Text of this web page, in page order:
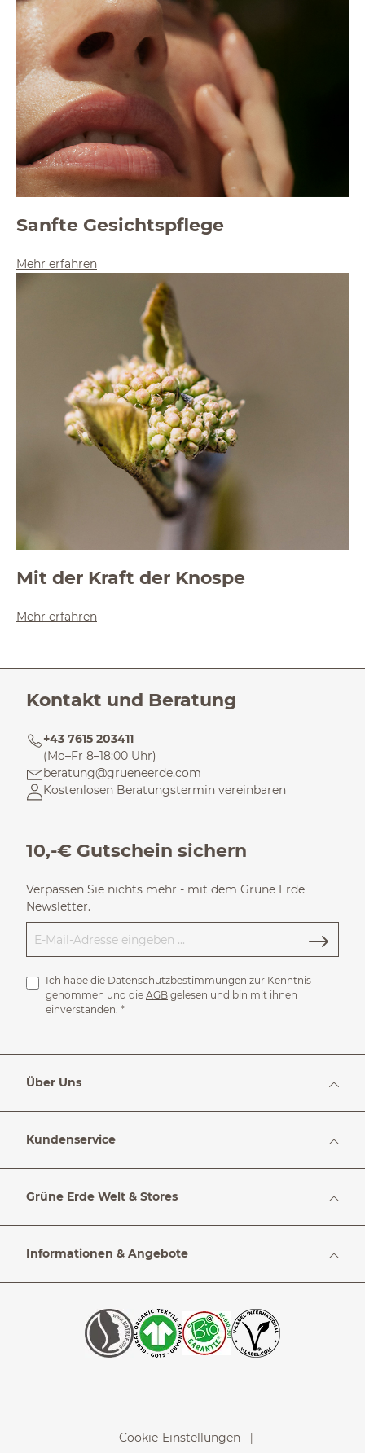
Sanfte Gesichtspflege
Mehr erfahren
Mit der Kraft der Knospe
Mehr erfahren
Kontakt und Beratung
+43 7615 203411
(Mo–Fr 8–18:00 Uhr)
beratung@grueneerde.com
Kostenlosen Beratungstermin vereinbaren
10,-€ Gutschein sichern
Verpassen Sie nichts mehr - mit dem Grüne Erde
Newsletter.
Ich habe die Datenschutzbestimmungen zur Kenntnis
genommen und die AGB gelesen und bin mit ihnen
einverstanden. *
Über Uns
Kundenservice
Grüne Erde Welt & Stores
Informationen & Angebote
Cookie-Einstellungen